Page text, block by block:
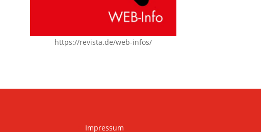
https://revista.de/web-infos/
Impressum